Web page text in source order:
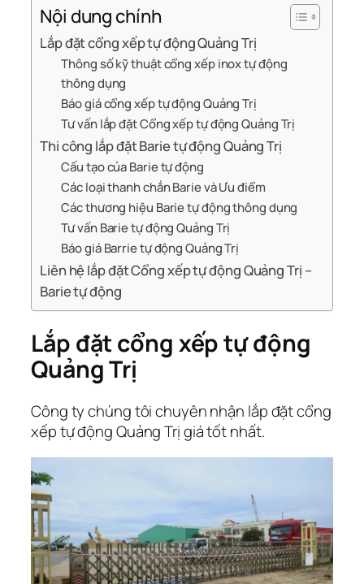
Nội dung chính
Lắp đặt cổng xếp tự động Quảng Trị
Thông số kỹ thuật cổng xếp inox tự động
thông dụng
Báo giá cổng xếp tự động Quảng Trị
Tư vấn lắp đặt Cổng xếp tự động Quảng Trị
Thi công lắp đặt Barie tự động Quảng Trị
Cấu tạo của Barie tự động
Các loại thanh chắn Barie và Ưu điểm
Các thương hiệu Barie tự động thông dụng
Tư vấn Barie tự động Quảng Trị
Báo giá Barrie tự động Quảng Trị
Liên hệ lắp đặt Cổng xếp tự động Quảng Trị –
Barie tự động
Lắp đặt cổng xếp tự động
Quảng Trị
Công ty chúng tôi chuyên nhận lắp đặt cổng
xếp tự động Quảng Trị giá tốt nhất.